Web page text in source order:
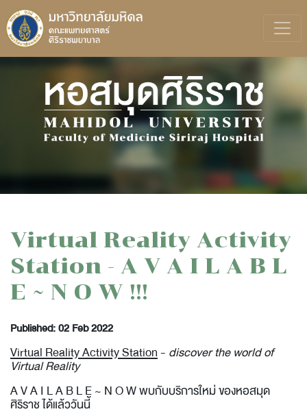
Virtual Reality Activity
Station - A V A I L A B L
E ~ N O W !!!
Published: 02 Feb 2022
Virtual Reality Activity Station- discover the world of
Virtual Reality
A V A I L A B L E ~ N O Wพบกับบริการใหม่ ของหอสมุด
ศิริราช ได้แล้ววันนี้